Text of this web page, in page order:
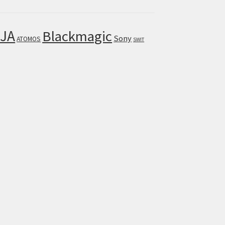
ATOMOS Blackmagic Sony SWIT